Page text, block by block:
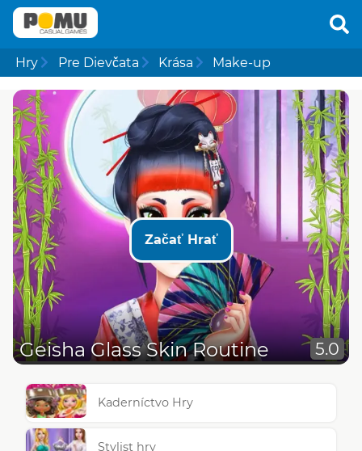
Hry Pre Dievčata Krása Make-up
Začať Hrať
Geisha Glass Skin Routine 5.0
Kaderníctvo Hry
Stylist hry